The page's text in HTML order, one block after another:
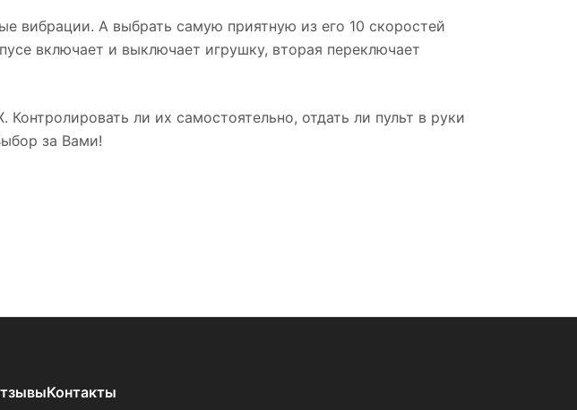
вибрации. А выбрать самую приятную из его 10 скоростей
включает и выключает игрушку, вторая переключает
ли их самостоятельно, отдать ли пульт в руки
за Вами!
Контакты